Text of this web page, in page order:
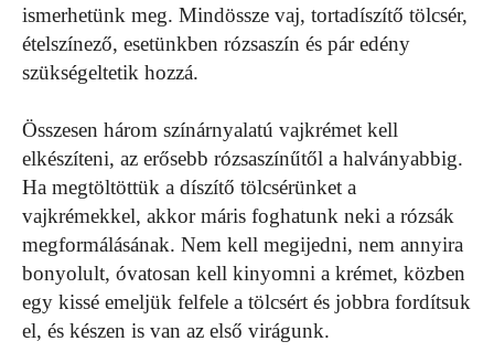
ismerhetünk meg. Mindössze vaj, tortadíszítő tölcsér,
ételszínező, esetünkben rózsaszín és pár edény
szükségeltetik hozzá.
Összesen három színárnyalatú vajkrémet kell
elkészíteni, az erősebb rózsaszínűtől a halványabbig.
Ha megtöltöttük a díszítő tölcsérünket a
vajkrémekkel, akkor máris foghatunk neki a rózsák
megformálásának. Nem kell megijedni, nem annyira
bonyolult, óvatosan kell kinyomni a krémet, közben
egy kissé emeljük felfele a tölcsért és jobbra fordítsuk
el, és készen is van az első virágunk.